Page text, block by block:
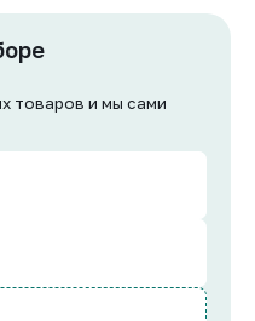
товаров и мы сами